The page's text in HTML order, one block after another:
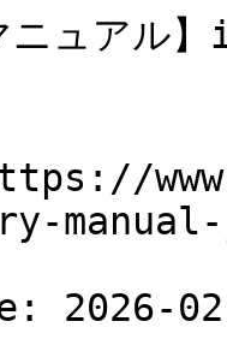
ュアル】
2026-